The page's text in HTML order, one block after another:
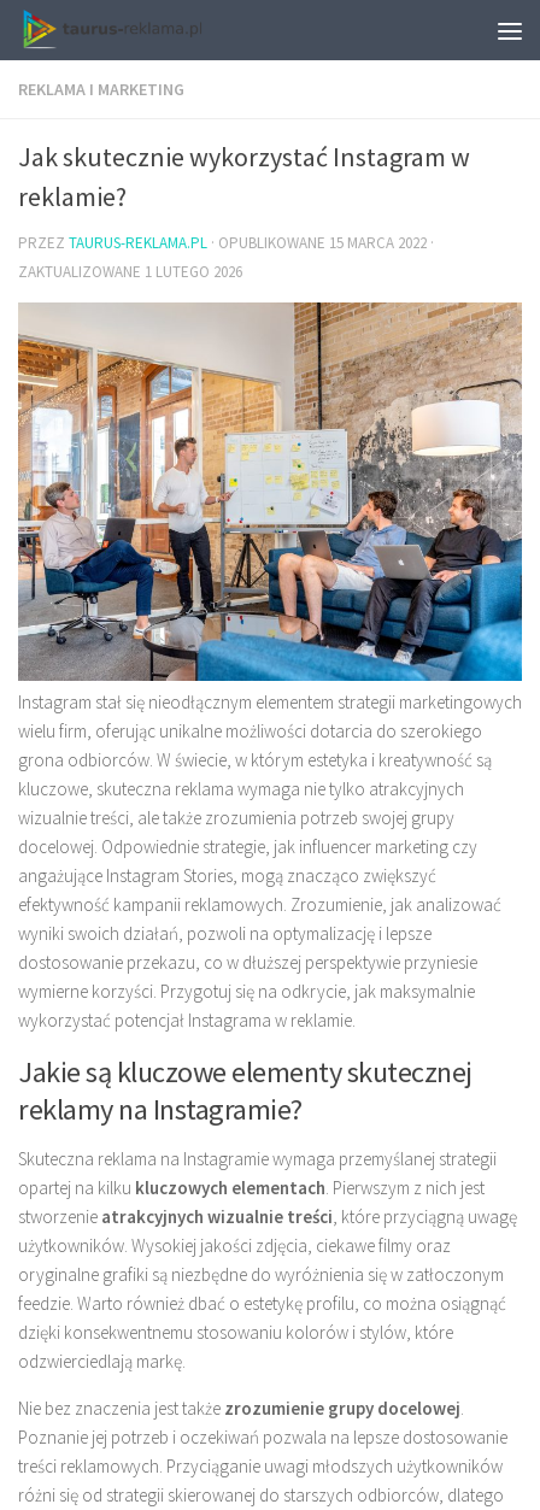
REKLAMA I MARKETING
Jak skutecznie wykorzystać Instagram w
reklamie?
PRZEZ TAURUS-REKLAMA.PL · OPUBLIKOWANE 15 MARCA 2022 ·
ZAKTUALIZOWANE 1 LUTEGO 2026
Instagram stał się nieodłącznym elementem strategii marketingowych
wielu firm, oferując unikalne możliwości dotarcia do szerokiego
grona odbiorców. W świecie, w którym estetyka i kreatywność są
kluczowe, skuteczna reklama wymaga nie tylko atrakcyjnych
wizualnie treści, ale także zrozumienia potrzeb swojej grupy
docelowej. Odpowiednie strategie, jak influencer marketing czy
angażujące Instagram Stories, mogą znacząco zwiększyć
efektywność kampanii reklamowych. Zrozumienie, jak analizować
wyniki swoich działań, pozwoli na optymalizację i lepsze
dostosowanie przekazu, co w dłuższej perspektywie przyniesie
wymierne korzyści. Przygotuj się na odkrycie, jak maksymalnie
wykorzystać potencjał Instagrama w reklamie.
Jakie są kluczowe elementy skutecznej
reklamy na Instagramie?
Skuteczna reklama na Instagramie wymaga przemyślanej strategii
opartej na kilku kluczowych elementach . Pierwszym z nich jest
stworzenie atrakcyjnych wizualnie treści , które przyciągną uwagę
użytkowników. Wysokiej jakości zdjęcia, ciekawe filmy oraz
oryginalne grafiki są niezbędne do wyróżnienia się w zatłoczonym
feedzie. Warto również dbać o estetykę profilu, co można osiągnąć
dzięki konsekwentnemu stosowaniu kolorów i stylów, które
odzwierciedlają markę.
Nie bez znaczenia jest także zrozumienie grupy docelowej
Poznanie jej potrzeb i oczekiwań pozwala na lepsze dostosowanie
treści reklamowych. Przyciąganie uwagi młodszych użytkowników
różni się od strategii skierowanej do starszych odbiorców, dlatego